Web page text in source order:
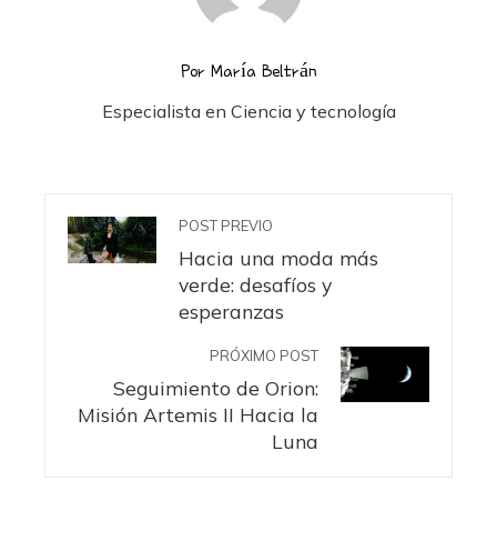
Por María Beltrán
Especialista en Ciencia y tecnología
POST PREVIO
Hacia una moda más
verde: desafíos y
esperanzas
PRÓXIMO POST
Seguimiento de Orion:
Misión Artemis II Hacia la
Luna